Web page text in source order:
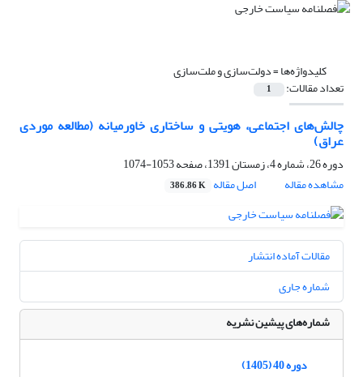
کلیدواژه‌ها =دولت‌سازی و ملت‌سازی
تعداد مقالات: 1
چالش‌های اجتماعی، هویتی و ساختاری خاورمیانه ‏‏(مطالعه موردی
عراق)‏
دوره 26، شماره 4، زمستان 1391، صفحه
1053-1074
مشاهده مقاله
اصل مقاله 386.86 K
مقالات آماده انتشار
شماره جاری
شماره‌های پیشین نشریه
دوره 40 (1405)